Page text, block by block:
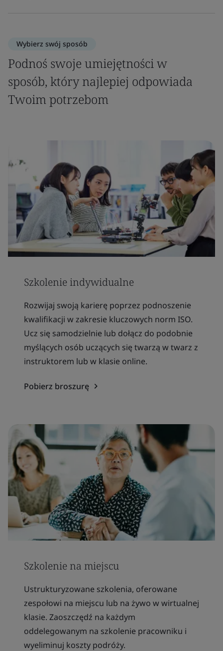
Wybierz swój sposób
Podnoś swoje umiejętności w
sposób, który najlepiej odpowiada
Twoim potrzebom
Szkolenie indywidualne
Rozwijaj swoją karierę poprzez podnoszenie
kwalifikacji w zakresie kluczowych norm ISO.
Ucz się samodzielnie lub dołącz do podobnie
myślących osób uczących się twarzą w twarz z
instruktorem lub w klasie online.
Pobierz broszurę
Szkolenie na miejscu
Ustrukturyzowane szkolenia, oferowane
zespołowi na miejscu lub na żywo w wirtualnej
klasie. Zaoszczędź na każdym
oddelegowanym na szkolenie pracowniku i
wyeliminuj koszty podróży.